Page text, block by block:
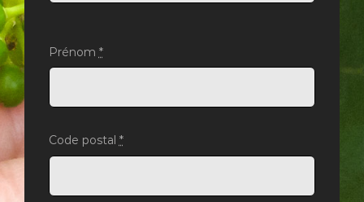
Prénom *
Code postal *